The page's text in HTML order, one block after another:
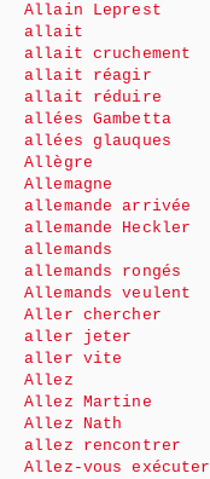
Allain Leprest
allait
allait cruchement
allait réagir
allait réduire
allées Gambetta
allées glauques
Allègre
Allemagne
allemande arrivée
allemande Heckler
allemands
allemands rongés
Allemands veulent
Aller chercher
aller jeter
aller vite
Allez
Allez Martine
Allez Nath
allez rencontrer
Allez-vous exécuter